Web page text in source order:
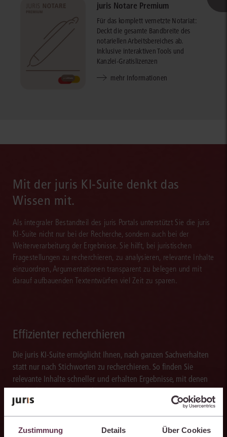
Zustimmung Details Über Cookies
juris Notare Premium
Für das komplett vernetzte Notariat:
Deckt die gesamte Bandbreite des
notariellen Arbeitsbereiches ab.
Inklusive interaktiven Tools und
Kanzlei-Gratislizenzen
mehr Informationen
Mit der juris KI-Suite denkt das
Wissen mit.
Als integraler Bestandteil des juris Portals unterstützt Sie die juris
KI-Suite nicht nur bei der Recherche, sondern auch bei der
Weiterverarbeitung der Ergebnisse. Sie hilft, bei juristischen
Fragestellungen zu recherchieren, zu analysieren, relevante Inhalte
einzuordnen, Argumentationen transparent zu belegen und mit
darauf aufbauenden Textentwürfen viel Zeit zu sparen.
Effizienter recherchieren
Die juris KI-Suite ermöglicht Ihnen, nach ganzen Sachverhalten
statt nur nach Stichworten zu recherchieren. So finden Sie
relevante Inhalte schneller und erhalten Ergebnisse, mit denen
Sie direkt weiterarbeiten können.